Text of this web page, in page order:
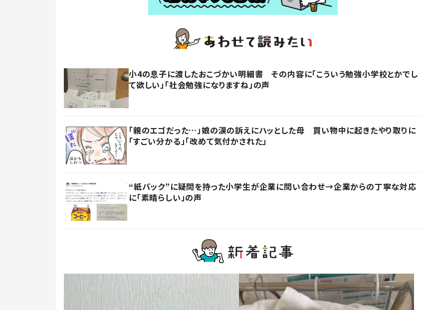
小4の息子に渡したおこづかい明細書 その内容に「こういう勉強小学校とかでし
て欲しい」「社会勉強になりますね」の声
「親のエゴだった…」娘の涙の訴えにハッとした母 買い物中に起きたやり取りに
「すごい分かる」「改めて気付かされた」
“紙パック”に疑問を持った小学生が企業に問い合わせ→企業からの丁寧な対応
に「素晴らしい」の声